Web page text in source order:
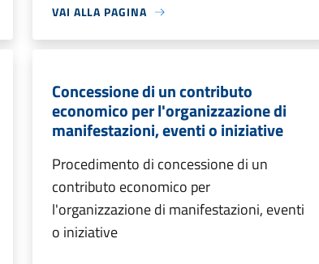
VAI ALLA PAGINA
Concessione di un contributo
economico per l'organizzazione di
manifestazioni, eventi o iniziative
Procedimento di concessione di un
contributo economico per
l'organizzazione di manifestazioni, eventi
o iniziative